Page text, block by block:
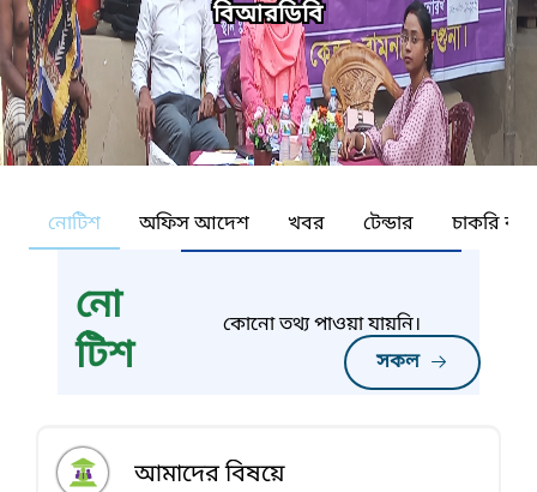
বিআরডিবি
নোটিশ অফিস আদেশ খবর টেন্ডার চাকরি
নো
টিশ
সকল
কোনো তথ্য পাওয়া যায়নি।
আমাদের বিষয়ে